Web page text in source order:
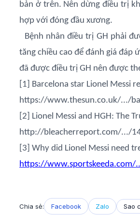
bản ở trên. Nên dừng điều trị
hợp với đóng đầu xương.
Bệnh nhân điều trị GH phải
tăng chiều cao để đánh giá đáp
đã được điều trị GH nên được
[1] Barcelona star Lionel Messi
https://www.thesun.co.uk/.../
[2] Lionel Messi and HGH: The
http://bleacherreport.com/.../
[3] Why did Lionel Messi need
https://www.sportskeeda.com/
Chia sẻ: Facebook Zalo Sao